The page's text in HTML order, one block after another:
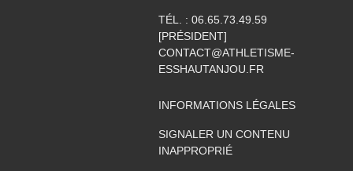
TÉL. : 06.65.73.49.59
[PRÉSIDENT]
CONTACT@ATHLETISME-
ESSHAUTANJOU.FR
INFORMATIONS LÉGALES
SIGNALER UN CONTENU
INAPPROPRIÉ